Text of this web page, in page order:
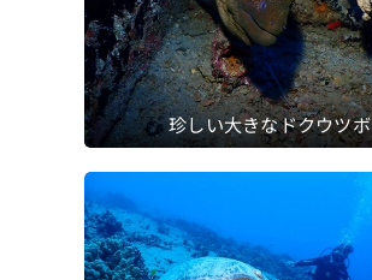
珍しい大きなドクウツボ